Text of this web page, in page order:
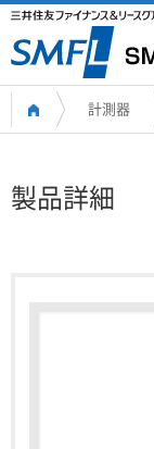
計測器
製品詳細